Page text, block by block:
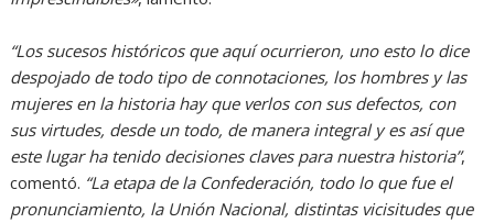
“Los sucesos históricos que aquí ocurrieron, uno esto lo dice
despojado de todo tipo de connotaciones, los hombres y las
mujeres en la historia hay que verlos con sus defectos, con
sus virtudes, desde un todo, de manera integral y es así que
este lugar ha tenido decisiones claves para nuestra historia”,
comentó. “La etapa de la Confederación, todo lo que fue el
pronunciamiento, la Unión Nacional, distintas vicisitudes que